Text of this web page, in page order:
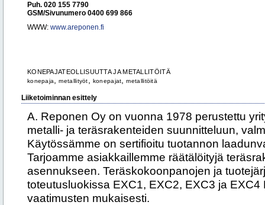
Puh. 020 155 7790
GSM/Sivunumero 0400 699 866
WWW: www.areponen.fi
KONEPAJATEOLLISUUTTA JA METALLITÖITÄ
konepaja ,metallityöt konepajat ,metallitöitä
Liiketoiminnan esittely
A. Reponen Oy on vuonna 1978 perustettu
metalli- ja teräsrakenteiden suunnitteluun,
Käytössämme on sertifioitu tuotannon
Tarjoamme asiakkaillemme räätälöityjä
asennukseen. Teräskokoonpanojen ja
toteutusluokissa EXC1, EXC2, EXC3 ja
vaatimusten mukaisesti.